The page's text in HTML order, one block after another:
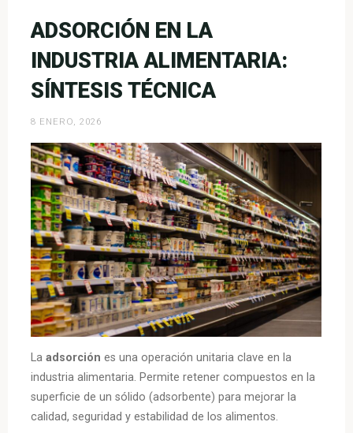
Estructuras
Orgánicas»
ADSORCIÓN EN LA
INDUSTRIA ALIMENTARIA:
SÍNTESIS TÉCNICA
8 ENERO, 2026
Laadsorción es una operación unitaria clave en la
industria alimentaria. Permite retener compuestos en la
superficie de un sólido (adsorbente) para mejorar la
calidad, seguridad y estabilidad de los alimentos.